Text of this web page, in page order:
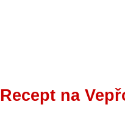
Recept na